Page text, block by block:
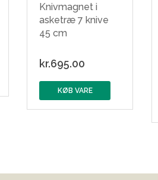
Knivmagnet i
asketræ 7 knive
45 cm
kr.695.00
KØB VARE